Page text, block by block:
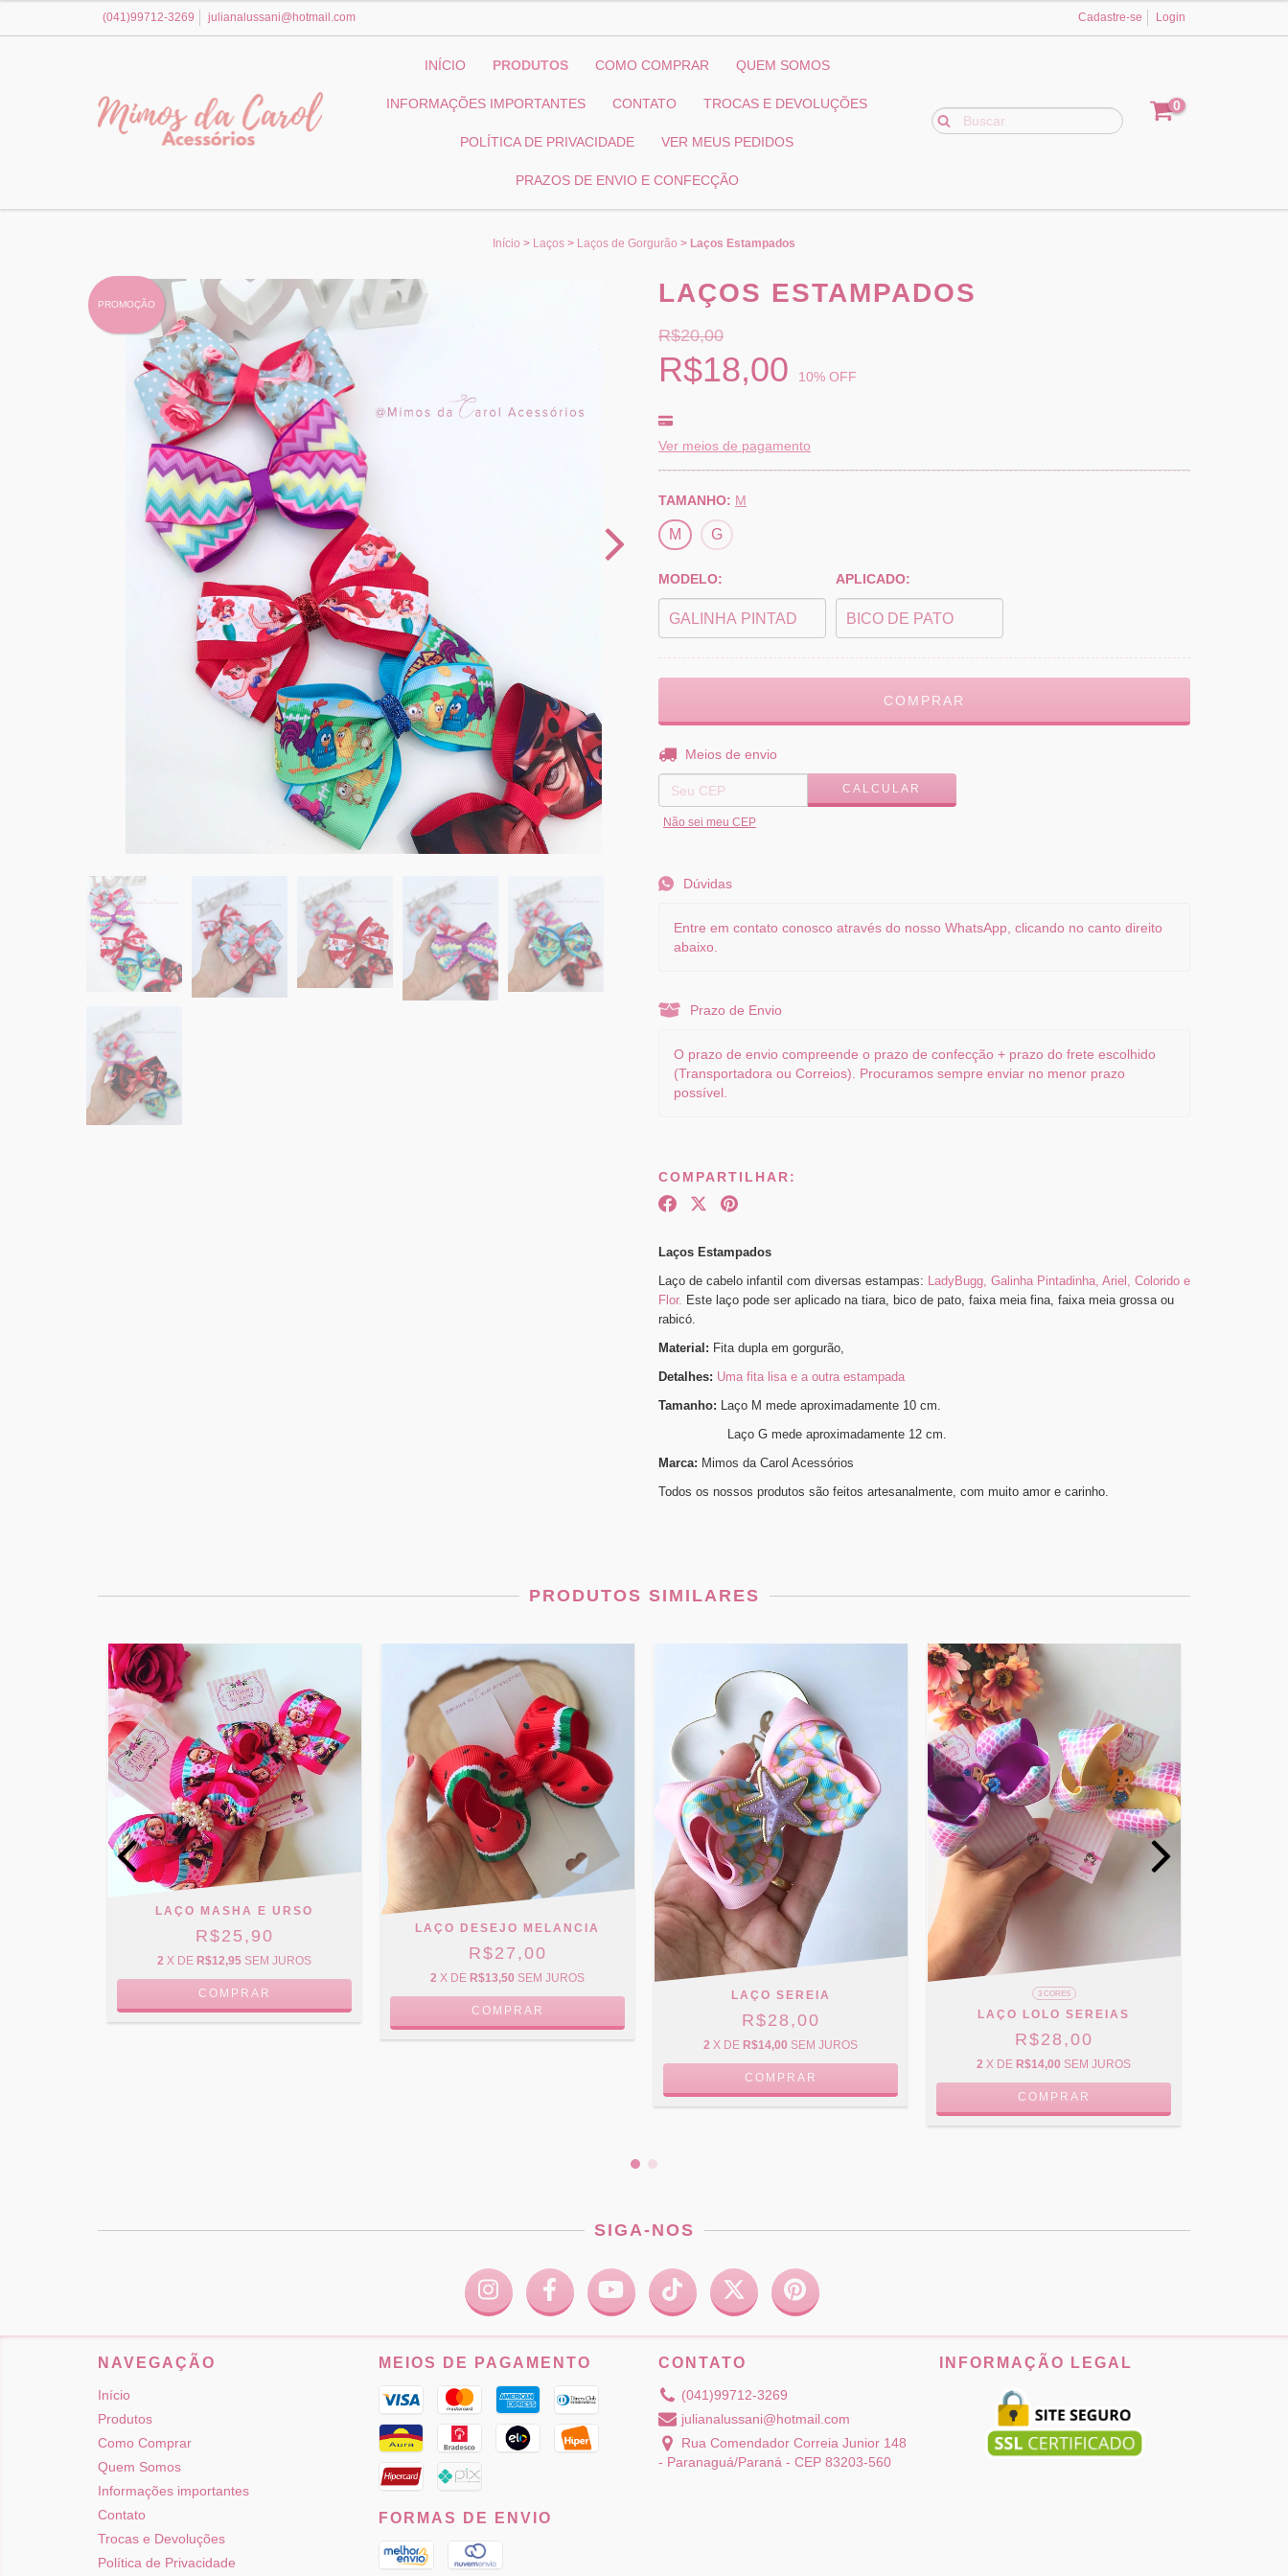
(041)99712-3269 julianalussani@hotmail.com Cadastre-se Login
INÍCIO PRODUTOS COMO COMPRAR QUEM SOMOS
INFORMAÇÕES IMPORTANTES CONTATO TROCAS E DEVOLUÇÕES
POLÍTICA DE PRIVACIDADE VER MEUS PEDIDOS
PRAZOS DE ENVIO E CONFECÇÃO
0
Início > Laços > Laços de Gorgurão > Laços Estampados
PROMOÇÃO LAÇOS ESTAMPADOS
R$20,00
R$18,00 10% OFF
Ver meios de pagamento
TAMANHO: M
M G
MODELO: APLICADO:
Entregas para o CEP:
Meios de envio
CALCULAR
Não sei meu CEP
Dúvidas
Entre em contato conosco através do nosso WhatsApp, clicando no canto direito
abaixo.
Prazo de Envio
O prazo de envio compreende o prazo de confecção + prazo do frete escolhido
(Transportadora ou Correios). Procuramos sempre enviar no menor prazo
possível.
COMPARTILHAR:
Laços Estampados
Laço de cabelo infantil com diversas estampas: LadyBugg, Galinha Pintadinha, Ariel, Colorido e
Flor. Este laço pode ser aplicado na tiara, bico de pato, faixa meia fina, faixa meia grossa ou
rabicó.
Material: Fita dupla em gorgurão,
Detalhes: Uma fita lisa e a outra estampada
Tamanho: Laço M mede aproximadamente 10 cm.
Laço G mede aproximadamente 12 cm.
Marca: Mimos da Carol Acessórios
Todos os nossos produtos são feitos artesanalmente, com muito amor e carinho.
PRODUTOS SIMILARES
LAÇO MASHA E URSO
R$25,90
2 X DE R$12,95 SEM JUROS
COMPRAR
LAÇO DESEJO MELANCIA
R$27,00
2 X DE R$13,50 SEM JUROS
COMPRAR
LAÇO SEREIA
R$28,00
2 X DE R$14,00 SEM JUROS
COMPRAR
3 CORES
LAÇO LOLO SEREIAS
R$28,00
2 X DE R$14,00 SEM JUROS
COMPRAR
SIGA-NOS
NAVEGAÇÃO
Início
Produtos
Como Comprar
Quem Somos
Informações importantes
Contato
Trocas e Devoluções
Política de Privacidade
MEIOS DE PAGAMENTO
FORMAS DE ENVIO
CONTATO
(041)99712-3269
julianalussani@hotmail.com
Rua Comendador Correia Junior 148
- Paranaguá/Paraná - CEP 83203-560
INFORMAÇÃO LEGAL